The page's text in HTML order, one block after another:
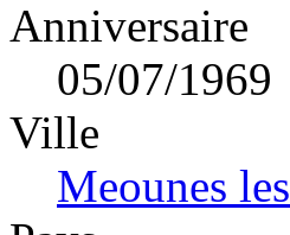
Anniversaire
05/07/1969
Ville
Meounes